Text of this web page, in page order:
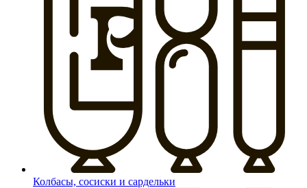
Колбасы, сосиски и сардельки